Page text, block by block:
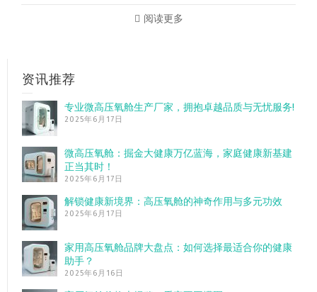
阅读更多
资讯推荐
专业微高压氧舱生产厂家，拥抱卓越品质与无忧服务!
2025年6月17日
微高压氧舱：掘金大健康万亿蓝海，家庭健康新基建
正当其时！
2025年6月17日
解锁健康新境界：高压氧舱的神奇作用与多元功效
2025年6月17日
家用高压氧舱品牌大盘点：如何选择最适合你的健康
助手？
2025年6月16日